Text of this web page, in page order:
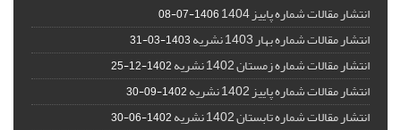
انتشار مقالات شماره پاییز 1404 1406-07-08
انتشار مقالات شماره بهار 1403 نشریه 1403-03-31
انتشار مقالات شماره زمستان 1402 نشریه 1402-12-25
انتشار مقالات شماره پاییز 1402 نشریه 1402-09-30
انتشار مقالات شماره تابستان 1402 نشریه 1402-06-30